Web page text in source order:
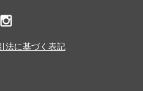
法に基づく表記